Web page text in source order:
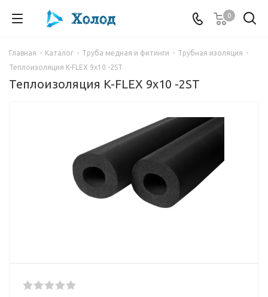
0
Главная - Каталог - Труба медная и фитинги - Трубная изоляция -
Теплоизоляция K-FLEX 9x10 -2ST
Теплоизоляция K-FLEX 9x10 -2ST